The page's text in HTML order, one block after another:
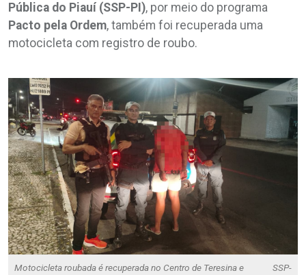
Pública do Piauí (SSP-PI), por meio do programa
Pacto pela Ordem, também foi recuperada uma
motocicleta com registro de roubo.
Motocicleta roubada é recuperada no Centro de Teresina e
SSP-